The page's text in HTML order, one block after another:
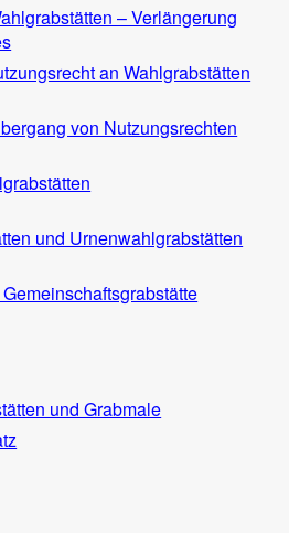
– Verlängerung
an Wahlgrabstätten
von Nutzungsrechten
und Urnenwahlgrabstätten
und Grabmale